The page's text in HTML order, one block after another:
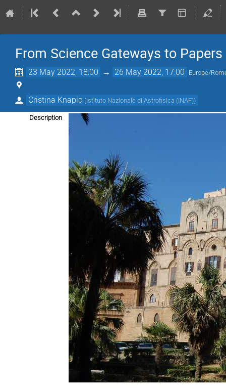
From Science Gateways to Papers
23 May 2022, 18:00 → 26 May 2022, 17:00 Europe/
Cristina Knapic (Istituto Nazionale di Astrofisica (INAF))
Description